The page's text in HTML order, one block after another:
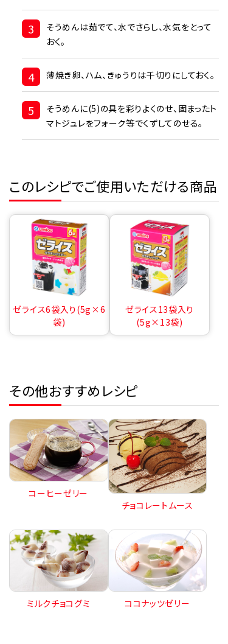
3
そうめんは茹でて、水でさらし、水気をとって
おく。
4 薄焼き卵、ハム、きゅうりは千切りにしておく。
5
そうめんに(5)の具を彩りよくのせ、固まったト
マトジュレをフォーク等でくずしてのせる。
このレシピでご使用いただける商品
ゼライス6袋入り(5g×6
袋)
ゼライス13袋入り
(5g×13袋)
その他おすすめレシピ
コーヒーゼリー
チョコレートムース
ミルクチョコグミ ココナッツゼリー